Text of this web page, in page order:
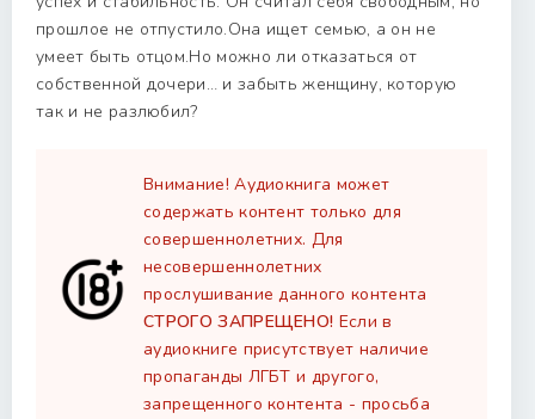
прошлое не отпустило.Она ищет семью, а он не
умеет быть отцом.Но можно ли отказаться от
собственной дочери… и забыть женщину, которую
так и не разлюбил?
Внимание! Аудиокнига может
содержать контент только для
совершеннолетних. Для
несовершеннолетних
прослушивание данного контента
СТРОГО ЗАПРЕЩЕНО! Если в
аудиокниге присутствует наличие
пропаганды ЛГБТ и другого,
запрещенного контента - просьба